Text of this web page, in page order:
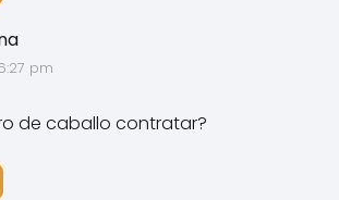
pm
de caballo contratar?